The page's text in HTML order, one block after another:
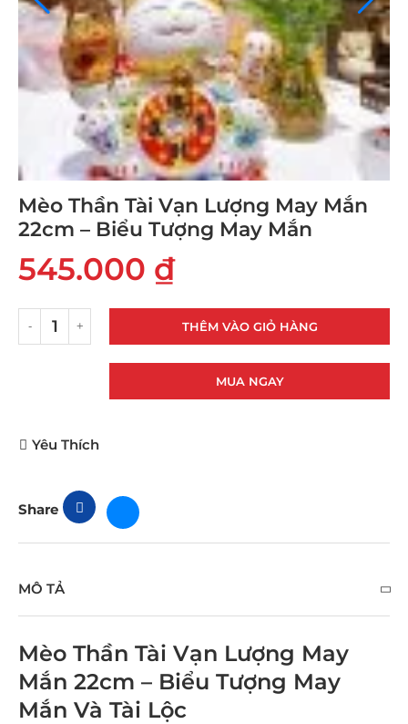
Mèo Thần Tài Vạn Lượng May Mắn
22cm – Biểu Tượng May Mắn
545.000 ₫
THÊM VÀO GIỎ HÀNG
MUA NGAY
Yêu Thích
Share
MÔ TẢ
Mèo Thần Tài Vạn Lượng May
Mắn 22cm – Biểu Tượng May
Mắn Và Tài Lộc